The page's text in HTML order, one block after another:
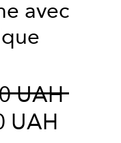
avec
UAH Prix
UAH